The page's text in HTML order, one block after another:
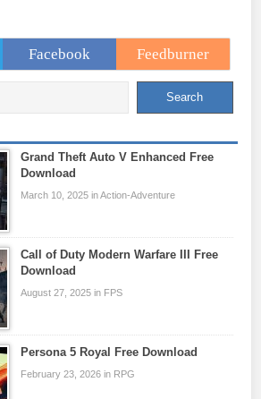
Facebook Feedburner
Grand Theft Auto V Enhanced Free
Download
March 10, 2025 in Action-Adventure
Call of Duty Modern Warfare III Free
Download
August 27, 2025 in FPS
Persona 5 Royal Free Download
February 23, 2026 in RPG